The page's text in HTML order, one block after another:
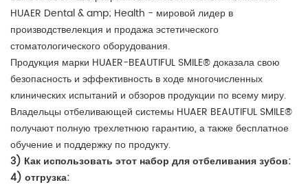
HUAER Dental & amp; Health - мировой лидер в
производствелекция и продажа эстетического
стоматологического оборудования.
Продукция марки HUAER-BEAUTIFUL SMILE® доказала свою
безопасность и эффективность в ходе многочисленных
клинических испытаний и обзоров продукции по всему миру.
Владельцы отбеливающей системы HUAER BEAUTIFUL SMILE®
получают полную трехлетнюю гарантию, а также бесплатное
обучение и поддержку по продукту.
3) Как использовать этот набор для отбеливания зубов:
4) отгрузка: